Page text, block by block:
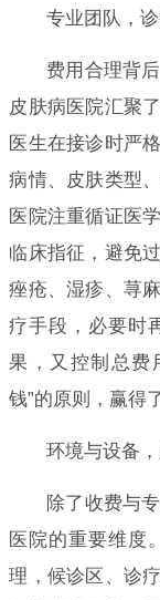
专业团队，
费用合理背
皮肤病医院汇聚
医生在接诊时严
病情、皮肤类型
医院注重循证医
临床指征，避免
痤疮、湿疹、荨
疗手段，必要时
果，又控制总费
钱”的原则，赢得
环境与设备
除了收费与
医院的重要维度
理，候诊区、诊